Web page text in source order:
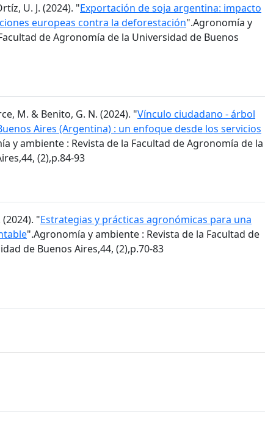
U. J. (2024). "Exportación de soja argentina: impacto
europeas contra la deforestación".Agronomía y
de Agronomía de la Universidad de Buenos
M. & Benito, G. N. (2024). "Vínculo ciudadano - árbol
Aires (Argentina) : un enfoque desde los servicios
y ambiente : Revista de la Facultad de Agronomía de la
(2),p.84-93
"Estrategias y prácticas agronómicas para una
".Agronomía y ambiente : Revista de la Facultad de
de Buenos Aires,44, (2),p.70-83